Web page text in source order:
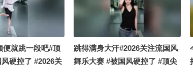
便就跳一段吧#顶
硬控了 #2026关
跳得满身大汗#2026关注流国风
舞乐大赛 #被国风硬控了 #顶尖